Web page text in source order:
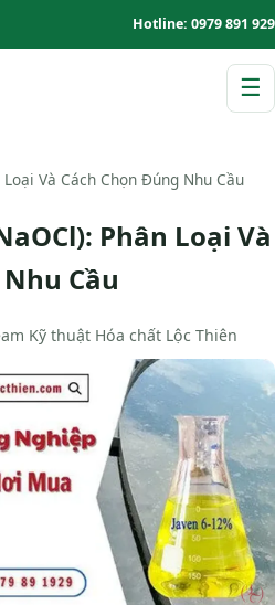
Hotline: 0979 891 929
☰
Và Cách Chọn Đúng Nhu Cầu
Phân Loại Và
Cầu
Kỹ thuật Hóa chất Lộc Thiên